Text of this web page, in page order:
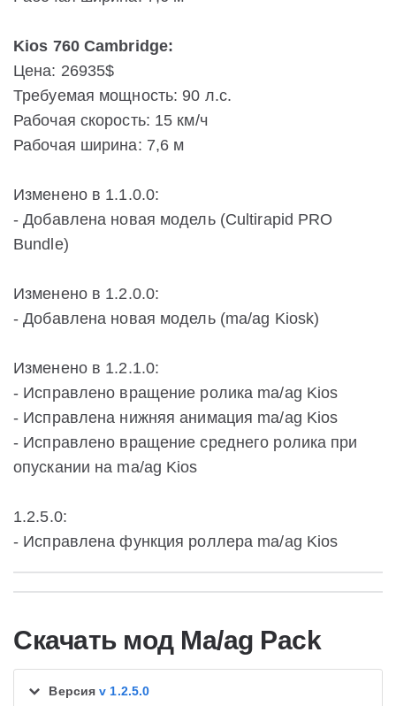
Kios 760 Cambridge:
Цена: 26935$
Требуемая мощность: 90 л.с.
Рабочая скорость: 15 км/ч
Рабочая ширина: 7,6 м
Изменено в 1.1.0.0:
- Добавлена новая модель (Cultirapid PRO
Bundle)
Изменено в 1.2.0.0:
- Добавлена ​​новая модель (ma/ag Kiosk)
Изменено в 1.2.1.0:
- Исправлено вращение ролика ma/ag Kios
- Исправлена нижняя анимация ma/ag Kios
- Исправлено вращение среднего ролика при
опускании на ma/ag Kios
1.2.5.0:
- Исправлена функция роллера ma/ag Kios
Скачать мод Ma/ag Pack
Версияv 1.2.5.0